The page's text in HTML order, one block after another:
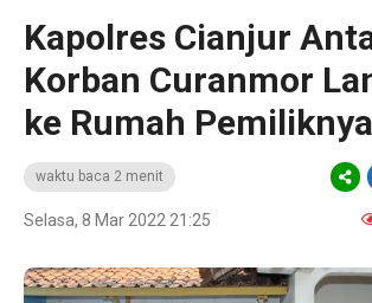
Kapolres Cianjur
Korban Curanmor
ke Rumah Pemiliknya
waktu baca 2 menit
Selasa, 8 Mar 2022 21:25